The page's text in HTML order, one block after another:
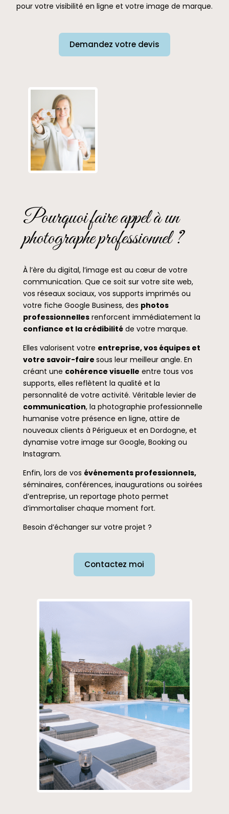
pour votre visibilité en ligne et votre image de marque.
Demandez votre devis
Pourquoi faire appel à un
photographe professionnel ?
À l’ère du digital, l’image est au cœur de votre
communication. Que ce soit sur votre site web,
vos réseaux sociaux, vos supports imprimés ou
votre fiche Google Business, des photos
professionnellesrenforcent immédiatement la
confiance et la crédibilitéde votre marque.
Elles valorisent votre entreprise, vos équipes et
votre savoir-faire sous leur meilleur angle. En
créant une cohérence visuelle entre tous vos
supports, elles reflètent la qualité et la
personnalité de votre activité. Véritable levier de
communication, la photographie professionnelle
humanise votre présence en ligne, attire de
nouveaux clients à Périgueux et en Dordogne, et
dynamise votre image sur Google, Booking ou
Instagram.
Enfin, lors de vos événements professionnels,
séminaires, conférences, inaugurations ou soirées
d’entreprise, un reportage photo permet
d’immortaliser chaque moment fort.
Besoin d’échanger sur votre projet ?
Contactez moi